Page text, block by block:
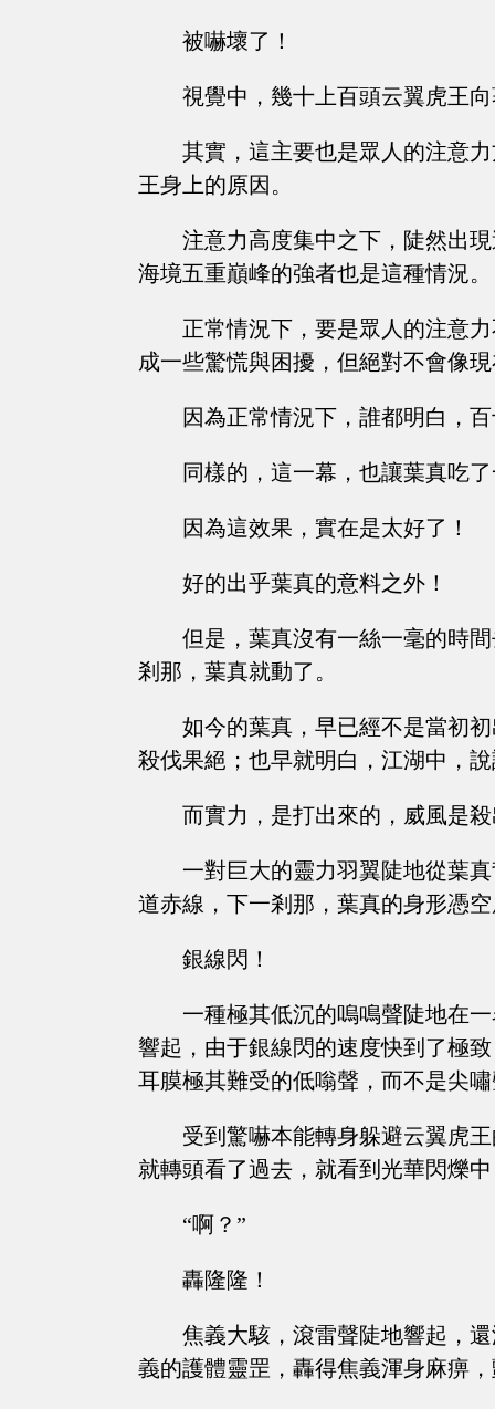
被嚇壞了！
視覺中，幾十上百頭云翼虎王
其實，這主要也是眾人的注意
王身上的原因。
注意力高度集中之下，陡然出
海境五重巔峰的強者也是這種情況。
正常情況下，要是眾人的注意
成一些驚慌與困擾，但絕對不會像
因為正常情況下，誰都明白，
同樣的，這一幕，也讓葉真吃
因為這效果，實在是太好了！
好的出乎葉真的意料之外！
但是，葉真沒有一絲一毫的時
剎那，葉真就動了。
如今的葉真，早已經不是當初
殺伐果絕；也早就明白，江湖中，
而實力，是打出來的，威風是
一對巨大的靈力羽翼陡地從葉
道赤線，下一剎那，葉真的身形憑
銀線閃！
一種極其低沉的嗚鳴聲陡地在
響起，由于銀線閃的速度快到了極
耳膜極其難受的低嗡聲，而不是尖
受到驚嚇本能轉身躲避云翼虎
就轉頭看了過去，就看到光華閃爍
“啊？”
轟隆隆！
焦義大駭，滾雷聲陡地響起，
義的護體靈罡，轟得焦義渾身麻痹